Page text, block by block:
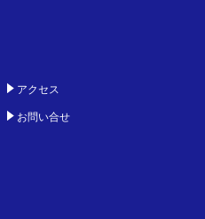
アクセス
お問い合せ